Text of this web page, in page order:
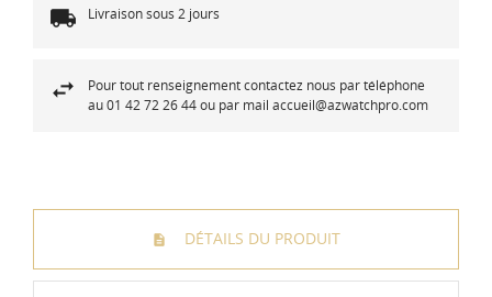
Livraison sous 2 jours
Pour tout renseignement contactez nous par téléphone
au 01 42 72 26 44 ou par mail accueil@azwatchpro.com
DÉTAILS DU PRODUIT